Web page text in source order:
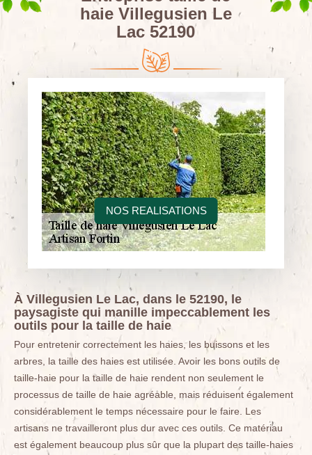
NOS REALISATIONS
haie Villegusien Le
Lac 52190
À Villegusien Le Lac, dans le 52190, le
paysagiste qui manille impeccablement les
outils pour la taille de haie
Pour entretenir correctement les haies, les buissons et les
arbres, la taille des haies est utilisée. Avoir les bons outils de
taille-haie pour la taille de haie rendent non seulement le
processus de taille de haie agréable, mais réduisent également
considérablement le temps nécessaire pour le faire. Les
artisans ne travailleront plus dur avec ces outils. Ce matériau
est également beaucoup plus sûr que la plupart des taille-haies